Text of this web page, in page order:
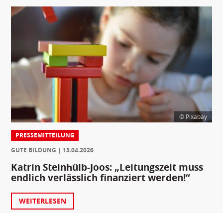
© Pixabay
PRESSEMITTEILUNG
GUTE BILDUNG
13.04.2026
Katrin Steinhülb-Joos: „Leitungszeit muss
endlich verlässlich finanziert werden!“
WEITERLESEN